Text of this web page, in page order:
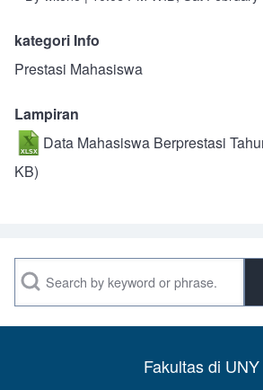
kategori Info
Prestasi Mahasiswa
Lampiran
Data Mahasiswa Berprestasi
KB)
Search
Fakultas di UNY